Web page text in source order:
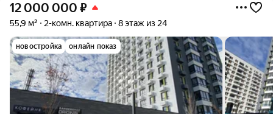
12 000 000 ₽
55,9 м² 2-комн. квартира 8 этаж из 24
новостройка онлайн показ